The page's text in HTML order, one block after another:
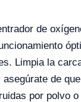
de
Limpia la
asegúrate de
por polvo